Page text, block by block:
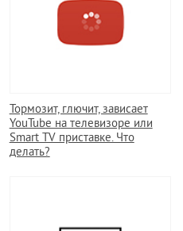
Тормозит, глючит, зависает
YouTube на телевизоре или
Smart TV приставке. Что
делать?